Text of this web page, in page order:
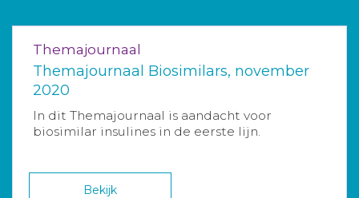
Themajournaal
Themajournaal Biosimilars, november
2020
In dit Themajournaal is aandacht voor
biosimilar insulines in de eerste lijn.
Bekijk